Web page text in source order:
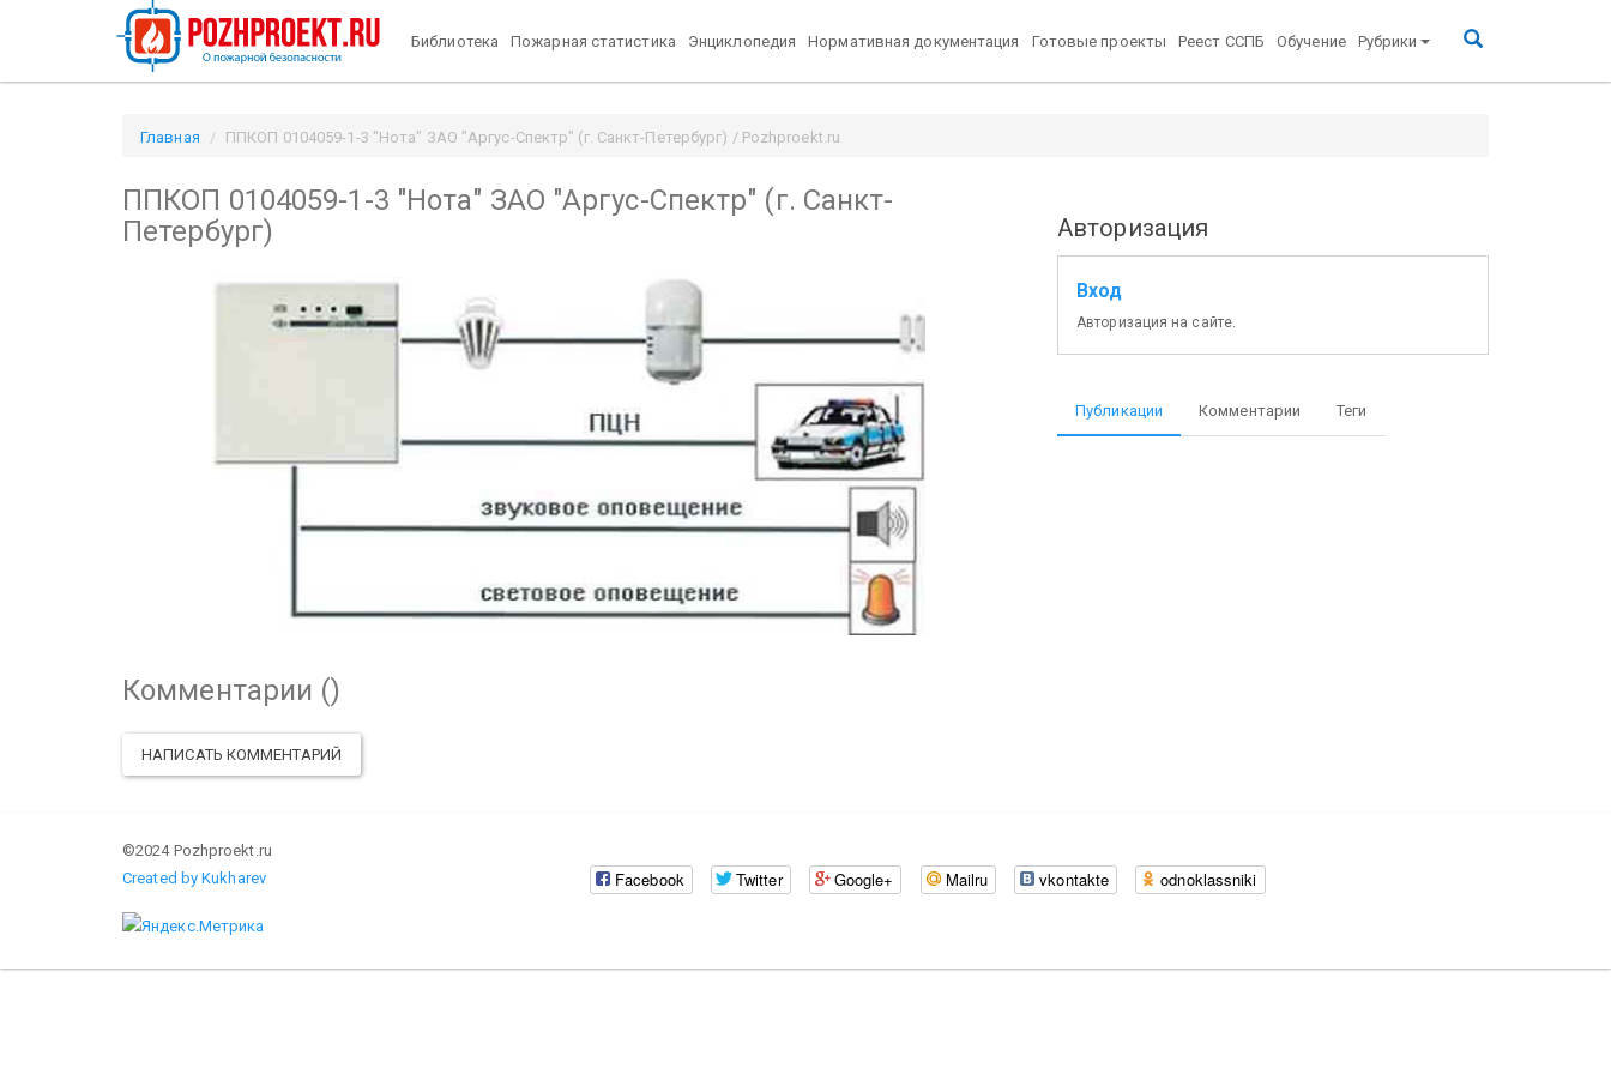
Библиотека Пожарная статистика Энциклопедия Нормативная документация Готовые проекты Реест ССПБ Обучение Рубрики
Главная ППКОП 0104059-1-3 "Нота" ЗАО "Аргус-Спектр" (г. Санкт-Петербург) / Pozhproekt.ru
ППКОП 0104059-1-3 "Нота" ЗАО "Аргус-Спектр" (г. Санкт-
Петербург)
Комментарии ()
НАПИСАТЬ КОММЕНТАРИЙ
Авторизация
Вход
Авторизация на сайте.
Публикации Комментарии Теги
©2024 Pozhproekt.ru
Created by Kukharev
Facebook Twitter Google+ Mailru vkontakte odnoklassniki